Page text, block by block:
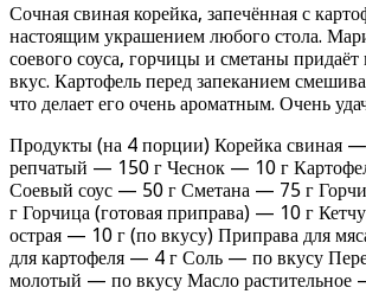
Сочная свиная корейка, запечённая с
настоящим украшением любого стола.
соевого соуса, горчицы и сметаны
вкус. Картофель перед запеканием
что делает его очень ароматным. Очень
Продукты (на 4 порции) Корейка свиная
репчатый — 150 г Чеснок — 10 г
Соевый соус — 50 г Сметана — 75 г
г Горчица (готовая приправа) — 10 г
острая — 10 г (по вкусу) Приправа для
для картофеля — 4 г Соль — по вкусу
молотый — по вкусу Масло